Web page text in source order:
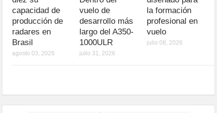
capacidad de
producción de
radares en
Brasil
agosto 03, 2026
vuelo de
desarrollo más
largo del A350-
1000ULR
julio 31, 2026
la formación
profesional en
vuelo
julio 08, 2026